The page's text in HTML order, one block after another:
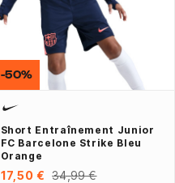
Short Entraînement Junior
FC Barcelone Strike Bleu
Orange
17,50 € 34,99 €
-50%